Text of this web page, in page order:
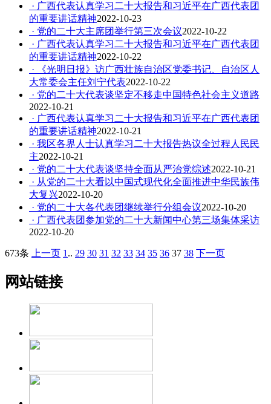
· 广西代表认真学习二十大报告和习近平在广西代表团
的重要讲话精神2022-10-23
· 党的二十大主席团举行第三次会议2022-10-22
· 广西代表认真学习二十大报告和习近平在广西代表团
的重要讲话精神2022-10-22
· 《光明日报》访广西壮族自治区党委书记、自治区人
大常委会主任刘宁代表2022-10-22
· 党的二十大代表谈坚定不移走中国特色社会主义道路
2022-10-21
· 广西代表认真学习二十大报告和习近平在广西代表团
的重要讲话精神2022-10-21
· 我区各界人士认真学习二十大报告热议全过程人民民
主2022-10-21
· 党的二十大代表谈坚持全面从严治党综述2022-10-21
· 从党的二十大看以中国式现代化全面推进中华民族伟
大复兴2022-10-20
· 党的二十大各代表团继续举行分组会议2022-10-20
· 广西代表团参加党的二十大新闻中心第三场集体采访
2022-10-20
673条 上一页 1 .. 29 30 31 32 33 34 35 36 37 38 下一页
网站链接